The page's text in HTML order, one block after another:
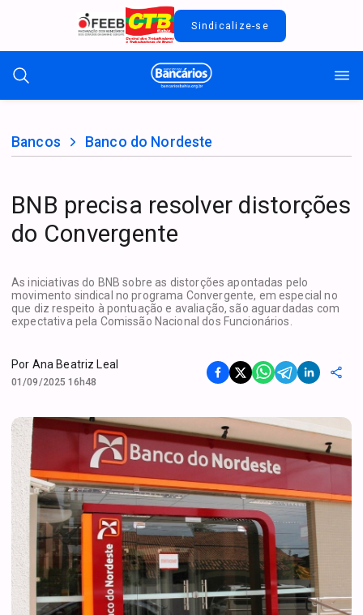
Sindicalize-se
Bancos Banco do Nordeste
BNB precisa resolver distorções
do Convergente
As iniciativas do BNB sobre as distorções apontadas pelo
movimento sindical no programa Convergente, em especial no
que diz respeito à pontuação e avaliação, são aguardadas com
expectativa pela Comissão Nacional dos Funcionários.
Por Ana Beatriz Leal
01/09/2025 16h48